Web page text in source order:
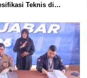
Teknis di